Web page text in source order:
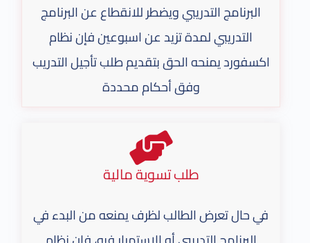
البرنامج التدريبي ويضطر للانقطاع عن البرنامج
التدريبي لمدة تزيد عن اسبوعين فإن نظام
اكسفورد يمنحه الحق بتقديم طلب تأجيل التدريب
وفق أحكام محددة
طلب تسوية مالية
في حال تعرض الطالب لظرف يمنعه من البدء في